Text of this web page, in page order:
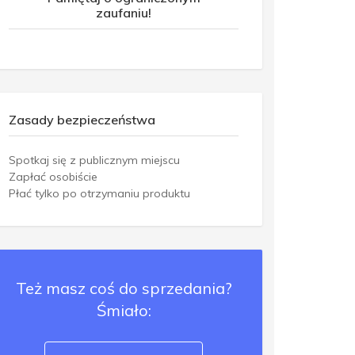
zaufaniu!
Zasady bezpieczeństwa
Spotkaj się z publicznym miejscu
Zapłać osobiście
Płać tylko po otrzymaniu produktu
Też masz coś do sprzedania?
Śmiało: